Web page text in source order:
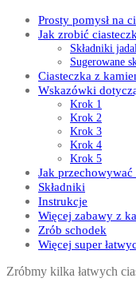
Prosty pomysł na
Jak zrobić
Składniki
Sugerowane
Ciasteczka z
Wskazówki
Krok 1
Krok 2
Krok 3
Krok 4
Krok 5
Jak
Składniki
Instrukcje
Więcej zabawy z
Zrób schodek
Więcej super
Zróbmy kilka łatwych